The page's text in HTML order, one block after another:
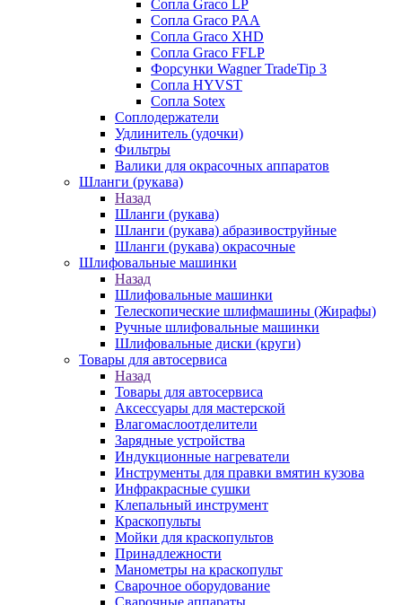
Сопла Graco LP
Сопла Graco PAA
Сопла Graco XHD
Сопла Graco FFLP
Форсунки Wagner TradeTip 3
Сопла HYVST
Сопла Sotex
Соплодержатели
Удлинитель (удочки)
Фильтры
Валики для окрасочных аппаратов
Шланги (рукава)
Назад
Шланги (рукава)
Шланги (рукава) абразивоструйные
Шланги (рукава) окрасочные
Шлифовальные машинки
Назад
Шлифовальные машинки
Телескопические шлифмашины (Жирафы)
Ручные шлифовальные машинки
Шлифовальные диски (круги)
Товары для автосервиса
Назад
Товары для автосервиса
Аксессуары для мастерской
Влагомаслоотделители
Зарядные устройства
Индукционные нагреватели
Инструменты для правки вмятин кузова
Инфракрасные сушки
Клепальный инструмент
Краскопульты
Мойки для краскопультов
Принадлежности
Манометры на краскопульт
Сварочное оборудование
Сварочные аппараты